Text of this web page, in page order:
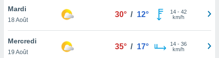
notre
que
Mardi
18 Août
30° / 12° 14- 42
km/h
Mercredi
19 Août
35° / 17° 14- 36
km/h